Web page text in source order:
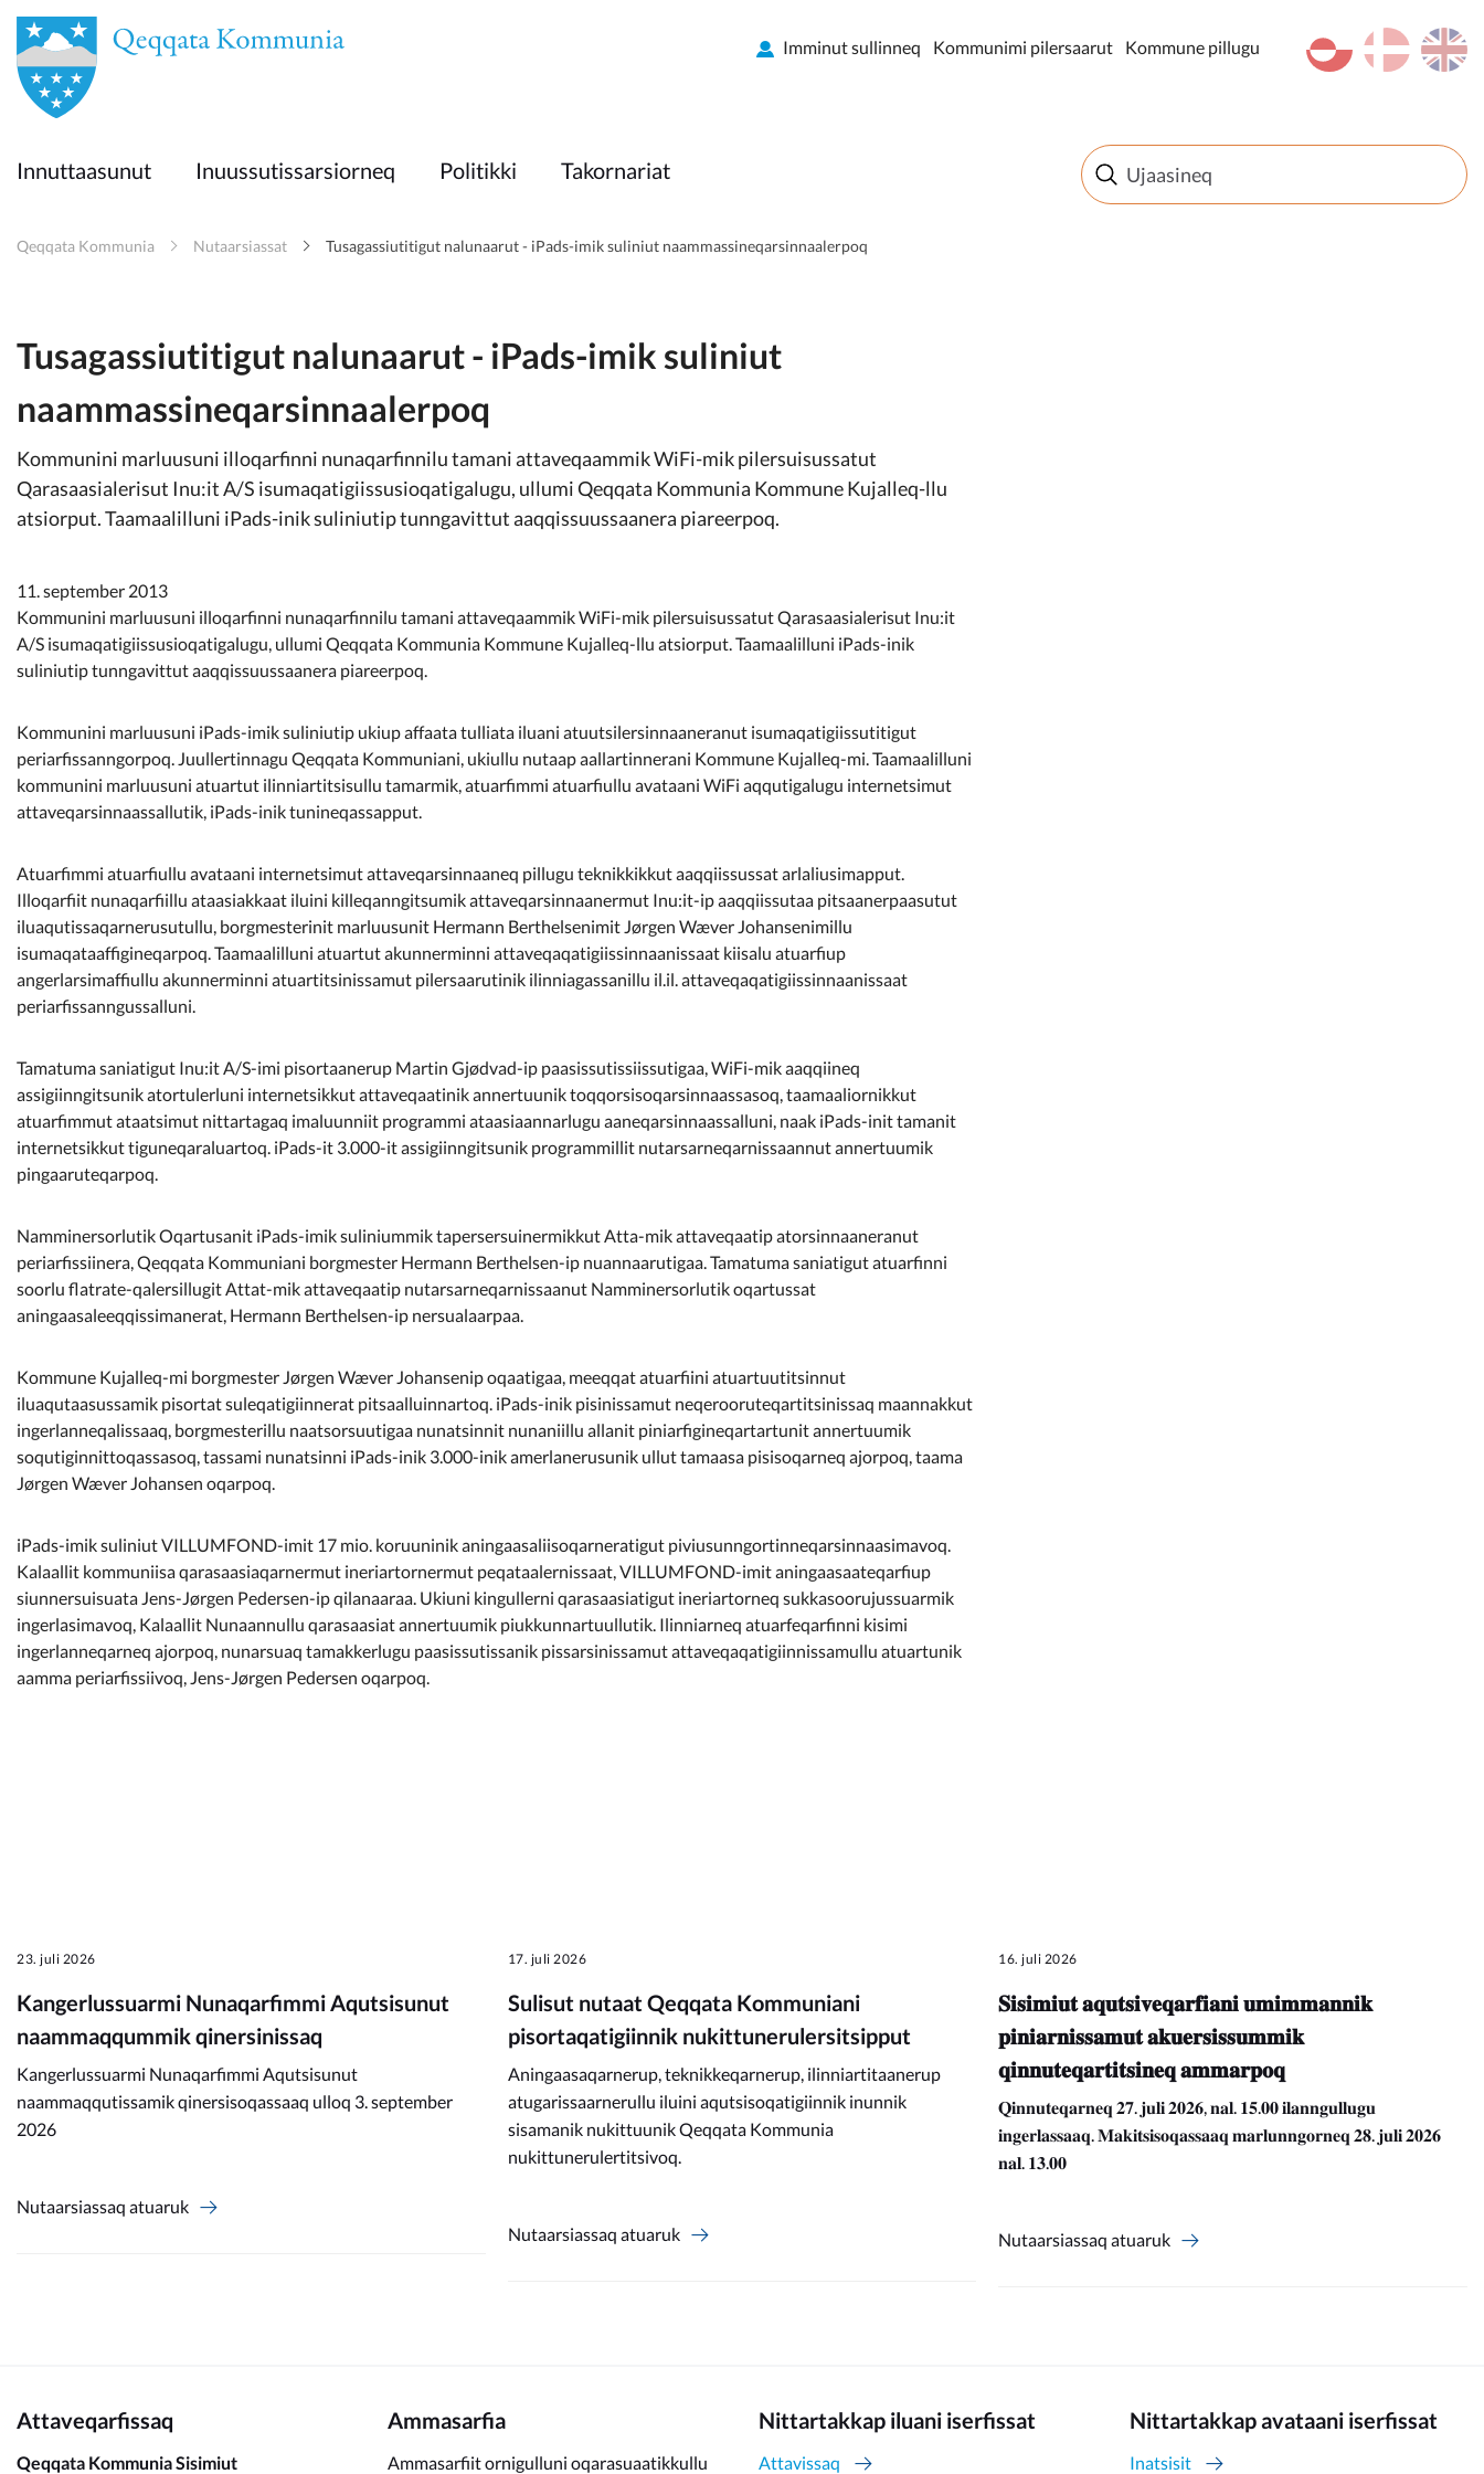
en
Innuttaasunut
Politikki
Kommunimi pilersaarut
en
da
kl-GL
Imminut sullinneq Kommunimi pilersaarut Kommune pillugu
Innuttaasunut Inuussutissarsiorneq Politikki Takornariat
Qeqqata Kommunia Nutaarsiassat Tusagassiutitigut nalunaarut - iPads-imik suliniut naammassineqarsinnaalerpoq
Tusagassiutitigut nalunaarut - iPads-imik suliniut
naammassineqarsinnaalerpoq
Kommunini marluusuni illoqarfinni nunaqarfinnilu tamani attaveqaammik WiFi-mik pilersuisussatut
Qarasaasialerisut Inu:it A/S isumaqatigiissusioqatigalugu, ullumi Qeqqata Kommunia Kommune Kujalleq-llu
atsiorput. Taamaalilluni iPads-inik suliniutip tunngavittut aaqqissuussaanera piareerpoq.
11. september 2013
Kommunini marluusuni illoqarfinni nunaqarfinnilu tamani attaveqaammik WiFi-mik pilersuisussatut Qarasaasialerisut Inu:it
A/S isumaqatigiissusioqatigalugu, ullumi Qeqqata Kommunia Kommune Kujalleq-llu atsiorput. Taamaalilluni iPads-inik
suliniutip tunngavittut aaqqissuussaanera piareerpoq.
Kommunini marluusuni iPads-imik suliniutip ukiup affaata tulliata iluani atuutsilersinnaaneranut isumaqatigiissutitigut
periarfissanngorpoq. Juullertinnagu Qeqqata Kommuniani, ukiullu nutaap aallartinnerani Kommune Kujalleq-mi. Taamaalilluni
kommunini marluusuni atuartut ilinniartitsisullu tamarmik, atuarfimmi atuarfiullu avataani WiFi aqqutigalugu internetsimut
attaveqarsinnaassallutik, iPads-inik tunineqassapput.
Atuarfimmi atuarfiullu avataani internetsimut attaveqarsinnaaneq pillugu teknikkikkut aaqqiissussat arlaliusimapput.
Illoqarfiit nunaqarfiillu ataasiakkaat iluini killeqanngitsumik attaveqarsinnaanermut Inu:it-ip aaqqiissutaa pitsaanerpaasutut
iluaqutissaqarnerusutullu, borgmesterinit marluusunit Hermann Berthelsenimit Jørgen Wæver Johansenimillu
isumaqataaffigineqarpoq. Taamaalilluni atuartut akunnerminni attaveqaqatigiissinnaanissaat kiisalu atuarfiup
angerlarsimaffiullu akunnerminni atuartitsinissamut pilersaarutinik ilinniagassanillu il.il. attaveqaqatigiissinnaanissaat
periarfissanngussalluni.
Tamatuma saniatigut Inu:it A/S-imi pisortaanerup Martin Gjødvad-ip paasissutissiissutigaa, WiFi-mik aaqqiineq
assigiinngitsunik atortulerluni internetsikkut attaveqaatinik annertuunik toqqorsisoqarsinnaassasoq, taamaaliornikkut
atuarfimmut ataatsimut nittartagaq imaluunniit programmi ataasiaannarlugu aaneqarsinnaassalluni, naak iPads-init tamanit
internetsikkut tiguneqaraluartoq. iPads-it 3.000-it assigiinngitsunik programmillit nutarsarneqarnissaannut annertuumik
pingaaruteqarpoq.
Namminersorlutik Oqartusanit iPads-imik suliniummik tapersersuinermikkut Atta-mik attaveqaatip atorsinnaaneranut
periarfissiinera, Qeqqata Kommuniani borgmester Hermann Berthelsen-ip nuannaarutigaa. Tamatuma saniatigut atuarfinni
soorlu flatrate-qalersillugit Attat-mik attaveqaatip nutarsarneqarnissaanut Namminersorlutik oqartussat
aningaasaleeqqissimanerat, Hermann Berthelsen-ip nersualaarpaa.
Kommune Kujalleq-mi borgmester Jørgen Wæver Johansenip oqaatigaa, meeqqat atuarfiini atuartuutitsinnut
iluaqutaasussamik pisortat suleqatigiinnerat pitsaalluinnartoq. iPads-inik pisinissamut neqerooruteqartitsinissaq maannakkut
ingerlanneqalissaaq, borgmesterillu naatsorsuutigaa nunatsinnit nunaniillu allanit piniarfigineqartartunit annertuumik
soqutiginnittoqassasoq, tassami nunatsinni iPads-inik 3.000-inik amerlanerusunik ullut tamaasa pisisoqarneq ajorpoq, taama
Jørgen Wæver Johansen oqarpoq.
iPads-imik suliniut VILLUMFOND-imit 17 mio. koruuninik aningaasaliisoqarneratigut piviusunngortinneqarsinnaasimavoq.
Kalaallit kommuniisa qarasaasiaqarnermut ineriartornermut peqataalernissaat, VILLUMFOND-imit aningaasaateqarfiup
siunnersuisuata Jens-Jørgen Pedersen-ip qilanaaraa. Ukiuni kingullerni qarasaasiatigut ineriartorneq sukkasoorujussuarmik
ingerlasimavoq, Kalaallit Nunaannullu qarasaasiat annertuumik piukkunnartuullutik. Ilinniarneq atuarfeqarfinni kisimi
ingerlanneqarneq ajorpoq, nunarsuaq tamakkerlugu paasissutissanik pissarsinissamut attaveqaqatigiinnissamullu atuartunik
aamma periarfissiivoq, Jens-Jørgen Pedersen oqarpoq.
23. juli 2026
Kangerlussuarmi Nunaqarfimmi Aqutsisunut
naammaqqummik qinersinissaq
Kangerlussuarmi Nunaqarfimmi Aqutsisunut
naammaqqutissamik qinersisoqassaaq ulloq 3. september
2026
Nutaarsiassaq atuaruk
17. juli 2026
Sulisut nutaat Qeqqata Kommuniani
pisortaqatigiinnik nukittunerulersitsipput
Aningaasaqarnerup, teknikkeqarnerup, ilinniartitaanerup
atugarissaarnerullu iluini aqutsisoqatigiinnik inunnik
sisamanik nukittuunik Qeqqata Kommunia
nukittunerulertitsivoq.
Nutaarsiassaq atuaruk
16. juli 2026
𝐒𝐢𝐬𝐢𝐦𝐢𝐮𝐭 𝐚𝐪𝐮𝐭𝐬𝐢𝐯𝐞𝐪𝐚𝐫𝐟𝐢𝐚𝐧𝐢 𝐮𝐦𝐢𝐦𝐦𝐚𝐧𝐧𝐢𝐤
𝐩𝐢𝐧𝐢𝐚𝐫𝐧𝐢𝐬𝐬𝐚𝐦𝐮𝐭 𝐚𝐤𝐮𝐞𝐫𝐬𝐢𝐬𝐬𝐮𝐦𝐦𝐢𝐤
𝐪𝐢𝐧𝐧𝐮𝐭𝐞𝐪𝐚𝐫𝐭𝐢𝐭𝐬𝐢𝐧𝐞𝐪 𝐚𝐦𝐦𝐚𝐫𝐩𝐨𝐪
𝐐𝐢𝐧𝐧𝐮𝐭𝐞𝐪𝐚𝐫𝐧𝐞𝐪 𝟐𝟕. 𝐣𝐮𝐥𝐢 𝟐𝟎𝟐𝟔, 𝐧𝐚𝐥. 𝟏𝟓.𝟎𝟎 𝐢𝐥𝐚𝐧𝐧𝐠𝐮𝐥𝐥𝐮𝐠𝐮
𝐢𝐧𝐠𝐞𝐫𝐥𝐚𝐬𝐬𝐚𝐚𝐪. 𝐌𝐚𝐤𝐢𝐭𝐬𝐢𝐬𝐨𝐪𝐚𝐬𝐬𝐚𝐚𝐪 𝐦𝐚𝐫𝐥𝐮𝐧𝐧𝐠𝐨𝐫𝐧𝐞𝐪 𝟐𝟖. 𝐣𝐮𝐥𝐢 𝟐𝟎𝟐𝟔
𝐧𝐚𝐥. 𝟏𝟑.𝟎𝟎
Nutaarsiassaq atuaruk
Attaveqarfissaq
Qeqqata Kommunia Sisimiut
Ammasarfia
Ammasarfiit ornigulluni oqarasuaatikkullu
Nittartakkap iluani iserfissat
Attavissaq
Nittartakkap avataani iserfissat
Inatsisit